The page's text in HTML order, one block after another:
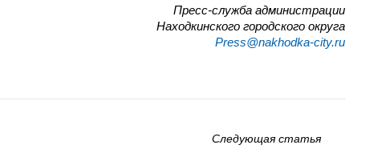
Пресс-служба администрации
Находкинского городского округа
Press@nakhodka-city.ru
Следующая статья